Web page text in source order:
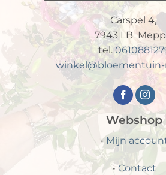
Carspel 4,
7943 LB
tel.
Webshop
•Mijn
•Contact